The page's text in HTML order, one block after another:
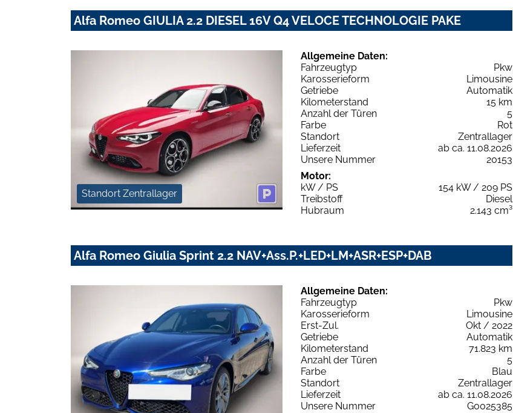
Alfa Romeo GIULIA 2.2 DIESEL 16V Q4 VELOCE TECHNOLOGIE PAKE
Standort Zentrallager
Allgemeine Daten:
Fahrzeugtyp
Pkw
Karosserieform
Limousine
Getriebe
Automatik
Kilometerstand
15 km
Anzahl der Türen
5
Farbe
Rot
Standort
Zentrallager
Lieferzeit
ab ca. 11.08.2026
Unsere Nummer
20153
Motor:
kW / PS
154 kW / 209 PS
Treibstoff
Diesel
Hubraum
2.143 cm³
Alfa Romeo Giulia Sprint 2.2 NAV+Ass.P.+LED+LM+ASR+ESP+DAB
Allgemeine Daten:
Fahrzeugtyp
Pkw
Karosserieform
Limousine
Erst-Zul.
Okt / 2022
Getriebe
Automatik
Kilometerstand
71.823 km
Anzahl der Türen
5
Farbe
Blau
Standort
Zentrallager
Lieferzeit
ab ca. 11.08.2026
Unsere Nummer
G0025385